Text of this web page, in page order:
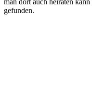
gefunden.